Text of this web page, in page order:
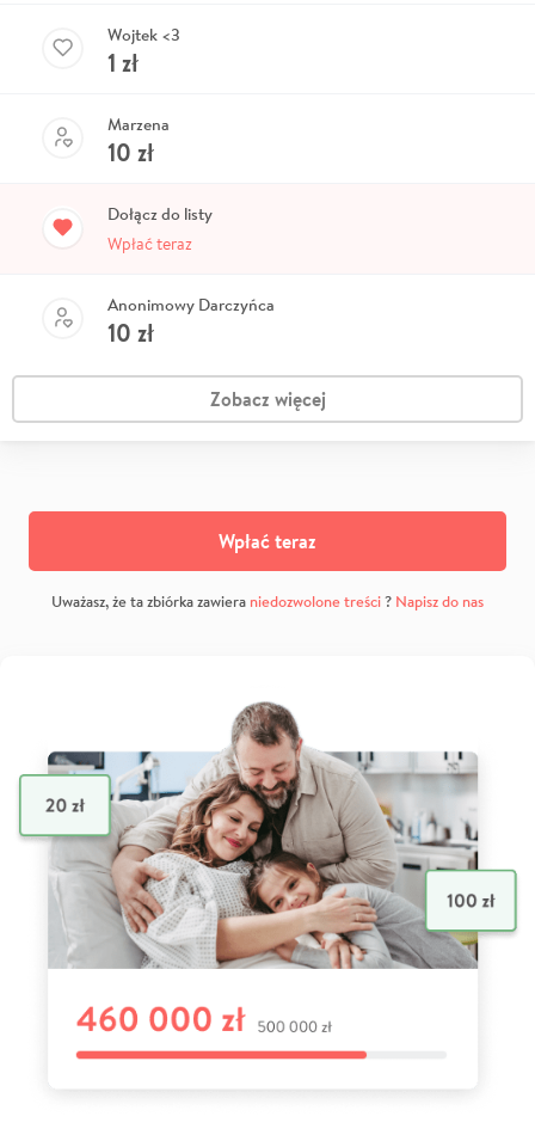
Wojtek <3
1 zł
Marzena
10 zł
Dołącz do listy
Wpłać teraz
Anonimowy Darczyńca
10 zł
Zobacz więcej
Wpłać teraz
Uważasz, że ta zbiórka zawiera niedozwolone treści? Napisz do nas